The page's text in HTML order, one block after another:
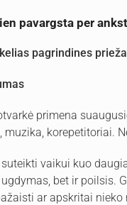
pavargsta per
pagrindines
primena
muzika, korepetitoriai.
vaikui kuo
bet ir poilsis.
ar apskritai